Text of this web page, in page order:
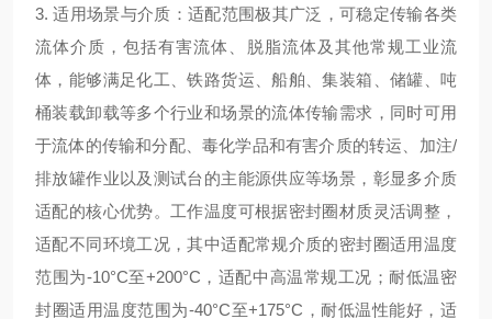
3. 适用场景与介质：适配范围极其广泛，可稳定传输各类
流体介质，包括有害流体、脱脂流体及其他常规工业流
体，能够满足化工、铁路货运、船舶、集装箱、储罐、吨
桶装载卸载等多个行业和场景的流体传输需求，同时可用
于流体的传输和分配、毒化学品和有害介质的转运、加注/
排放罐作业以及测试台的主能源供应等场景，彰显多介质
适配的核心优势。工作温度可根据密封圈材质灵活调整，
适配不同环境工况，其中适配常规介质的密封圈适用温度
范围为-10°C至+200°C，适配中高温常规工况；耐低温密
封圈适用温度范围为-40°C至+175°C，耐低温性能好，适